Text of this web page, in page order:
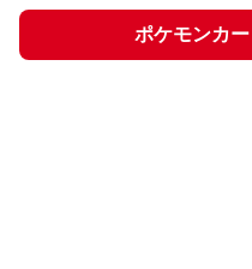
ポケモンカ